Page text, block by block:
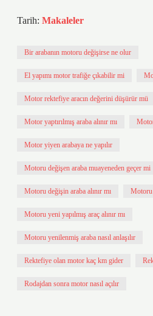
Tarih: Makaleler
Bir arabanın motoru değişirse ne olur
El yapımı motor trafiğe çıkabilir mi
Motor rektefiye aracın değerini düşürür mü
Motor yaptırılmış araba alınır mı
Motor yiyen arabaya ne yapılır
Motoru değişen araba muayeneden geçer mi
Motoru değişin araba alınır mı Motoru
Motoru yeni yapılmış araç alınır mı
Motoru yenilenmiş araba nasıl anlaşılır
Rektefiye olan motor kaç km gider
Rodajdan sonra motor nasıl açılır